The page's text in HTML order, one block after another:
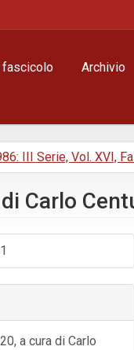
fascicolo Archivio
III Serie, Vol. XVI,
Carlo
a cura di Carlo